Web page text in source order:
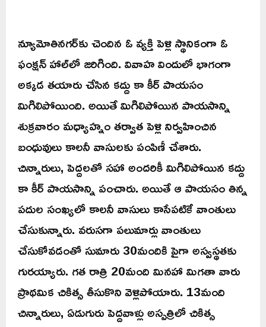
న్యూమోతినగర్‌కు చెందిన ఓ వ్యక్తి పెళ్లి స్థానికంగా ఓ
ఫంక్షన్ హాల్‌లో జరిగింది. వివాహ విందులో భాగంగా
అక్కడ తయారు చేసిన కద్దు కా కీర్ పాయసం
మిగిలిపోయింది. అయితే మిగిలిపోయిన పాయసాన్ని
శుక్రవారం మధ్యాహ్నం తర్వాత పెళ్లి నిర్వహించిన
బంధువులు కాలనీ వాసులకు పంపిణీ చేశారు.
చిన్నారులు, పెద్దలతో సహా అందరికీ మిగిలిపోయిన కద్దు
కా కీర్ పాయసాన్ని పంచారు. అయితే ఆ పాయసం తిన్న
పదుల సంఖ్యలో కాలనీ వాసులు కాసేపటికే వాంతులు
చేసుకున్నారు. వరుసగా పలుమార్లు వాంతులు
చేసుకోవడంతో సుమారు 30మందికి పైగా అస్వస్థతకు
గురయ్యారు. గత రాత్రి 20మంది మినహా మిగతా వారు
ప్రాథమిక చికిత్స తీసుకొని వెళ్లిపోయారు. 13మంది
చిన్నారులు, ఏడుగురు పెద్దవాళ్లు అస్పత్రిలో చికిత్స